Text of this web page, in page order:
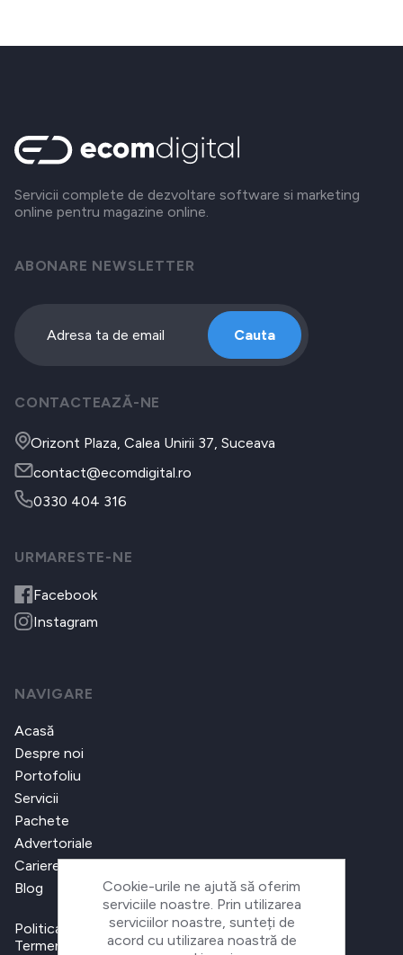
Servicii complete de dezvoltare software si marketing
online pentru magazine online.
ABONARE NEWSLETTER
Cauta
CONTACTEAZĂ-NE
Orizont Plaza, Calea Unirii 37, Suceava
contact@ecomdigital.ro
0330 404 316
URMARESTE-NE
Facebook
Instagram
NAVIGARE
Acasă
Despre noi
Portofoliu
Servicii
Pachete
Advertoriale
Cariere
Blog
Politica de confidențialitate
Termeni și condiții
Cookie-urile ne ajută să oferim
serviciile noastre. Prin utilizarea
serviciilor noastre, sunteți de
acord cu utilizarea noastră de